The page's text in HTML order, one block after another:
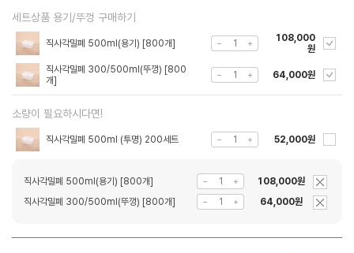
세트상품 용기/뚜껑 구매하기
직사각밀폐 500ml(용기) [800개]
108,000
원
직사각밀폐 300/500ml(뚜껑) [800
개]
64,000원
소량이 필요하시다면!
직사각밀폐 500ml (투명) 200세트 52,000원
직사각밀폐 500ml(용기) [800개]
108,000원
직사각밀폐 300/500ml(뚜껑) [800개]
64,000원